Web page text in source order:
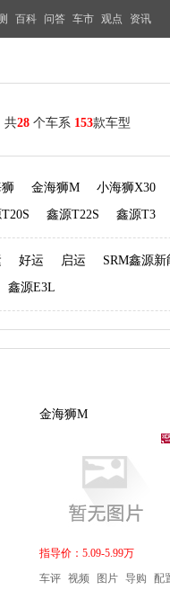
百科 问答 车市 观点 资讯
共28 个车系 153款车型
金海狮M 小海狮X30
鑫源T22S 鑫源T3
好运 启运 SRM鑫源
鑫源E3L
金海狮M
指导价：5.09-5.99万
车评 视频 图片 导购 配